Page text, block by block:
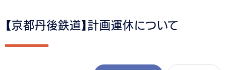
【京都丹後鉄道】計画運休について